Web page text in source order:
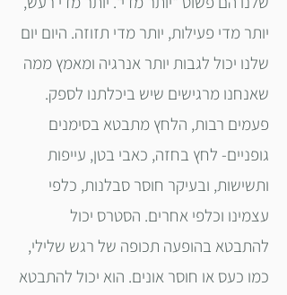
יותר מדי פעילות, יותר מדי תזוזה. היום יום
שלנו יכול לגבות יותר אנרגיה ומאמץ ממה
שאנחנו מרגישים שיש ביכלתנו לספק.
פעמים רבות, הלחץ מתבטא בסימנים
גופניים- לחץ בחזה, כאבי בטן, עייפות
ותשישות, ובעיקר חוסר סבלנות, כלפי
עצמינו וכלפי אחרים. הסטרס יכול
להתבטא בהופעה תכופה של רגש שלילי,
כמו כעס או חוסר אונים. הוא יכול להתבטא